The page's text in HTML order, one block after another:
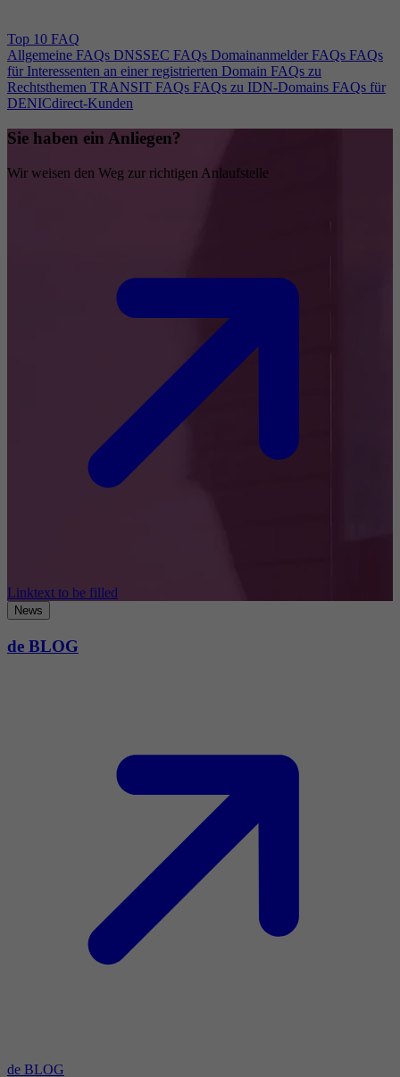
Top 10 FAQ
Allgemeine FAQs DNSSEC FAQs Domainanmelder FAQs FAQs
für Interessenten an einer registrierten Domain FAQs zu
Rechtsthemen TRANSIT FAQs FAQs zu IDN-Domains FAQs für
DENICdirect-Kunden
Sie haben ein Anliegen?
Wir weisen den Weg zur richtigen Anlaufstelle
Linktext to be filled
News
de BLOG
de BLOG